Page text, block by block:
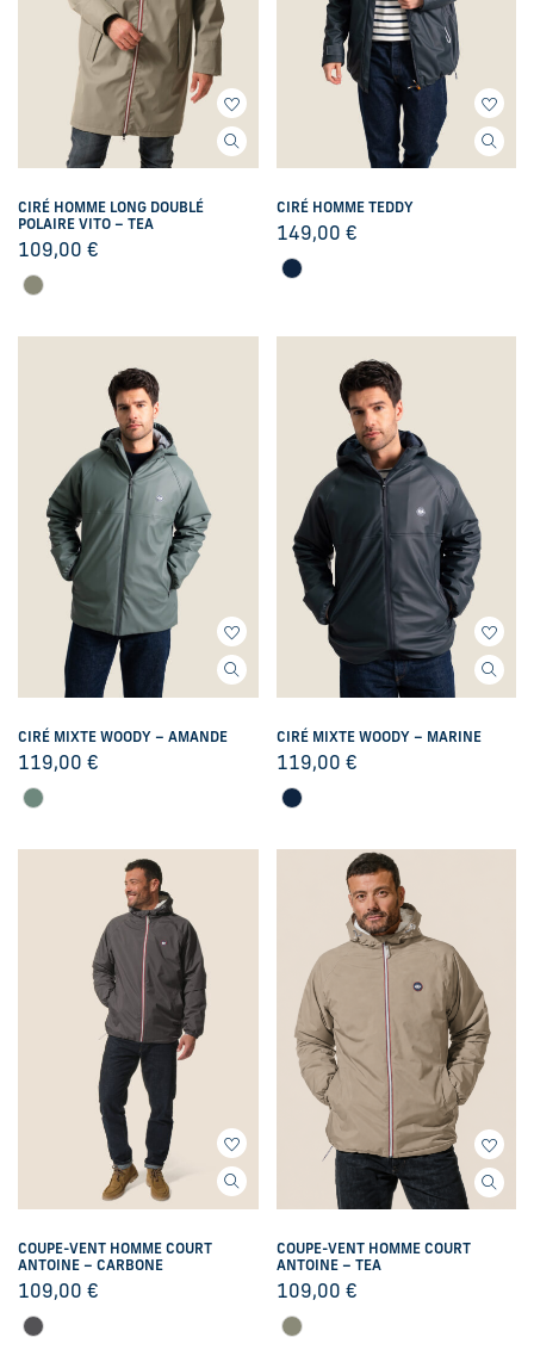
CIRÉ HOMME LONG DOUBLÉ
POLAIRE VITO – TEA
109,00 €
CIRÉ HOMME TEDDY
149,00 €
CIRÉ MIXTE WOODY – AMANDE
119,00 €
CIRÉ MIXTE WOODY – MARINE
119,00 €
COUPE-VENT HOMME COURT
ANTOINE – CARBONE
109,00 €
COUPE-VENT HOMME COURT
ANTOINE – TEA
109,00 €